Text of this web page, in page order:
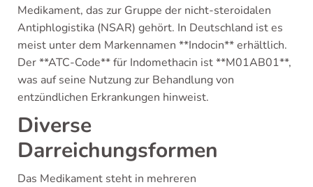
Medikament, das zur Gruppe der nicht-steroidalen
Antiphlogistika (NSAR) gehört. In Deutschland ist es
meist unter dem Markennamen **Indocin** erhältlich.
Der **ATC-Code** für Indomethacin ist **M01AB01**,
was auf seine Nutzung zur Behandlung von
entzündlichen Erkrankungen hinweist.
Diverse
Darreichungsformen
Das Medikament steht in mehreren